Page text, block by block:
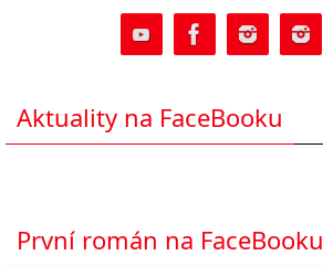
Aktuality na FaceBooku
První román na FaceBooku